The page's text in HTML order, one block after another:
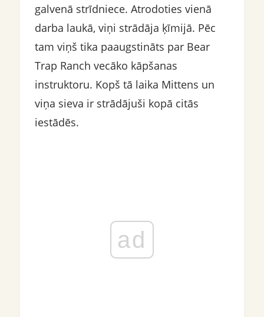
galvenā strīdniece. Atrodoties vienā
darba laukā, viņi strādāja ķīmijā. Pēc
tam viņš tika paaugstināts par Bear
Trap Ranch vecāko kāpšanas
instruktoru. Kopš tā laika Mittens un
viņa sieva ir strādājuši kopā citās
iestādēs.
ad